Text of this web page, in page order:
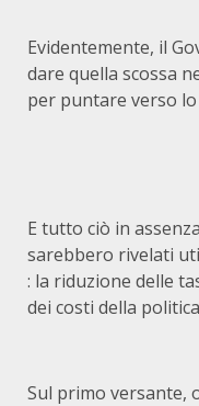
Evidentemente, il
dare quella scossa
per puntare verso
E tutto ciò in
sarebbero rivelati
: la riduzione delle
dei costi della
Sul primo versante,